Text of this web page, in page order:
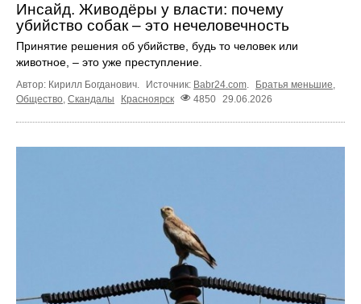
Инсайд. Живодёры у власти: почему
убийство собак – это нечеловечность
Принятие решения об убийстве, будь то человек или
животное, – это уже преступление.
Автор: Кирилл Богданович. Источник: Babr24.com. Братья меньшие,
Общество Скандалы Красноярск 4850 29.06.2026